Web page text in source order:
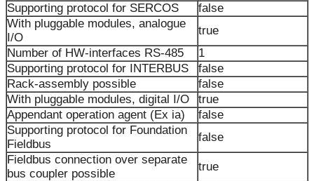
Supporting protocol for SERCOS
false
With pluggable modules, analogue
I/O
true
Number of HW-interfaces RS-485
1
Supporting protocol for INTERBUS
false
Rack-assembly possible
false
With pluggable modules, digital I/O
true
Appendant operation agent (Ex ia)
false
Supporting protocol for Foundation
Fieldbus
false
Fieldbus connection over separate
bus coupler possible
true